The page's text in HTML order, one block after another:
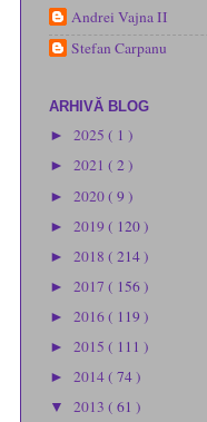
Andrei Vajna II
Stefan Carpanu
ARHIVĂ BLOG
► 2025 ( 1 )
► 2021 ( 2 )
► 2020( 9 )
► 2019 ( 120 )
► 2018 ( 214 )
► 2017 ( 156 )
► 2016( 119 )
► 2015 ( 111 )
► 2014( 74 )
▼ 2013 ( 61 )